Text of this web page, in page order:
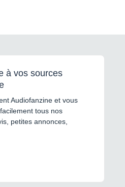
à vos sources
Audiofanzine et vous
tous nos
petites annonces,